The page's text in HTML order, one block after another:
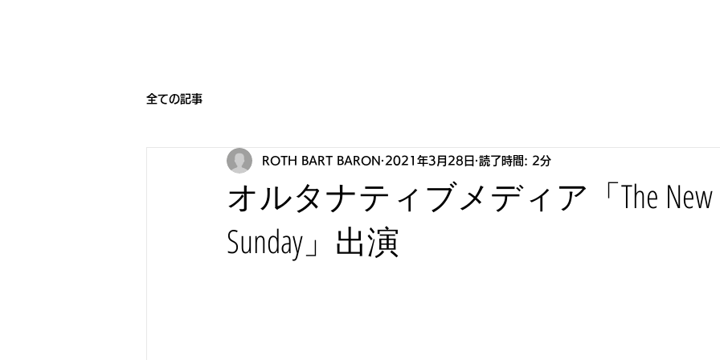
全ての記事
オルタナティブメディア「The New
Sunday」出演
ROTH BART BARON 2021年3月28日 読了時間: 2分